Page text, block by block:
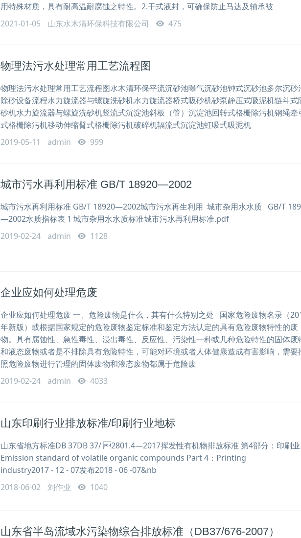
用特殊材质，具有耐高温耐腐蚀之特性。2.干式液封，可确保防止马达及轴承被
2021-01-05
山东水木清环保科技有限公司 475
物理法污水处理常用工艺流程图
物理法污水处理常用工艺流程图水木清环保平流沉砂池曝气沉砂池钟式沉砂池多尔沉砂
除砂设备流程水力旋流器与螺旋洗砂机水力旋流器桥式吸砂机砂泵静压式吸泥机链斗式
砂机水力旋流器与螺旋洗砂机竖流式沉淀池斜板（管）沉淀池回转式格栅除污机钢绳牵
式格栅除污机移动伸缩臂式格栅除污机破碎机辐流式沉淀池虹吸式吸泥机
2019-05-11
admin 999
城市污水再利用标准 GB/T 18920—2002
城市污水再利用标准 GB/T 18920—2002城市污水再生利用 城市杂用水水质 GB/T
—2002水质指标表 1 城市杂用水水质标准城市污水再利用标准.pdf
2019-02-24
admin 1128
企业应如何处理危废
企业应如何处理危废 一、危险废物是什么，其有什么特别之处 国家危险废物名录（
年新版）或根据国家规定的危险废物鉴定标准和鉴定方法认定的具有危险废物特性的废
物。具有腐蚀性、急性毒性、浸出毒性、反应性、污染性一种或几种危险特性的固体废
和液态废物或者是不排除具有危险特性，可能对环境或者人体健康造成有害影响，需要
照危险废物进行管理的固体废物和液态废物都属于危险废
2019-02-24
admin 4033
山东印刷行业排放标准/印刷行业地标
山东省地方标准DB 37DB 37/ 2801.4—2017挥发性有机物排放标准 第4部分：印刷业
Emission standard of volatile organic compounds Part 4：Printing
industry2017 - 12 - 07发布2018 - 06 -07&nb
2018-06-02
刘作业 1040
山东省半岛流域水污染物综合排放标准（DB37/676-2007）